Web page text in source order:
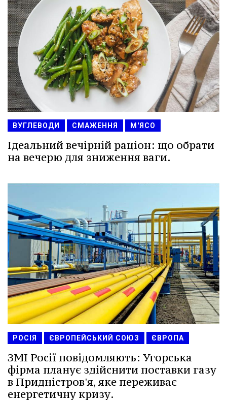
ВУГЛЕВОДИ СМАЖЕННЯ М'ЯСО
Ідеальний вечірній раціон: що обрати
на вечерю для зниження ваги.
РОСІЯ ЄВРОПЕЙСЬКИЙ СОЮЗ ЄВРОПА
ЗМІ Росії повідомляють: Угорська
фірма планує здійснити поставки газу
в Придністров'я, яке переживає
енергетичну кризу.